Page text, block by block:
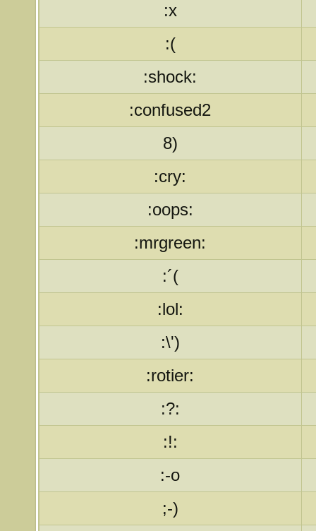
:x
:(
:shock:
:confused2
8)
:cry:
:oops:
:mrgreen:
:´(
:lol:
:\')
:rotier:
:?:
:!:
:-o
;-)